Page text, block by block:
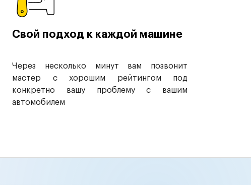
Свой подход к каждой машине
Через несколько минут вам позвонит
мастер с хорошим рейтингом под
конкретно вашу проблему с вашим
автомобилем